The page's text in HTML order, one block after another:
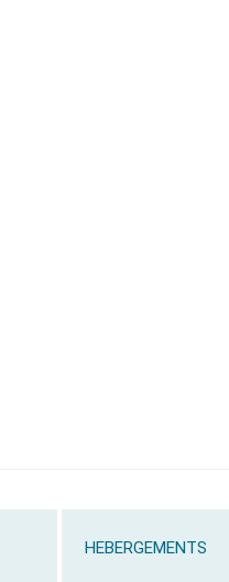
HEBERGEMENTS